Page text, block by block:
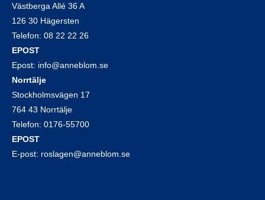
Västberga Allé 36 A
126 30 Hägersten
Telefon: 08 22 22 26
EPOST
Epost: info@anneblom.se
Norrtälje
Stockholmsvägen 17
764 43 Norrtälje
Telefon: 0176-55700
EPOST
E-post: roslagen@anneblom.se